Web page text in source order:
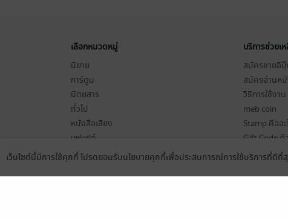
เลือกหมวดหมู่
นิยาย
การ์ตูน
นิตยสาร
ทั่วไป
หนังสือเสียง
บุฟเฟต์
บริการช่วยเ
สมัครขายอีบุ๊
สมัครอ่านห
วิธีการใช้งาน
meb coin
Stamp คืออะ
Gift Code คื
เงื่อนไขในกา
เว็บไซต์นี้มีการใช้คุกกี้ โปรดยอมรับนโยบายคุกกี้เพื่อประสบการณ์การใช้บริการที่